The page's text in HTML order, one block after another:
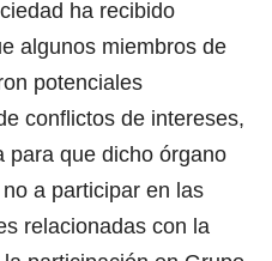
ha recibido
algunos miembros de
potenciales
conflictos de intereses,
para que dicho órgano
a participar en las
relacionadas con la